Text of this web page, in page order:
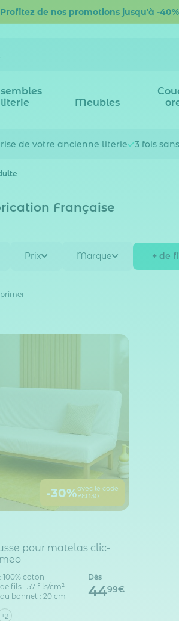
Profitez de nos promotions jusqu'à -
literie
Meubles
de votre ancienne literie 3 fois
Française
Prix Marque + de
-30%avec le code
ZEN30
pour matelas clic-
coton
fils : 57 fils/cm²
bonnet : 20 cm
+2
Dès
4499€